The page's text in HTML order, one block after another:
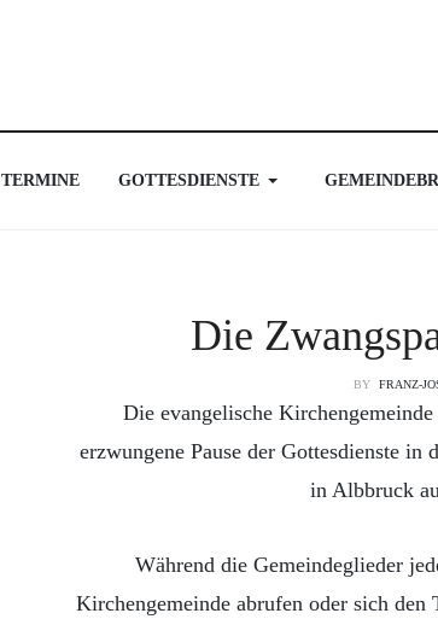
TERMINE GOTTESDIENSTE
Die
BY FRANZ-
Die evangelische
erzwungene Pause der Gottesdienste
in Albbruck
Während die Gemeindeglieder
Kirchengemeinde abrufen oder sich